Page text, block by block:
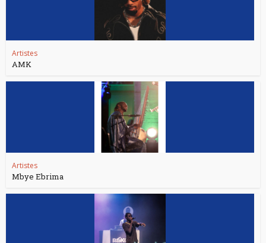
Artistes
AMK
Artistes
Mbye Ebrima